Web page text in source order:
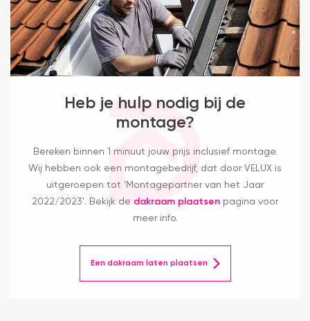
Heb je hulp nodig bij de
montage?
Bereken binnen 1 minuut jouw prijs inclusief montage.
Wij hebben ook een montagebedrijf, dat door VELUX is
uitgeroepen tot 'Montagepartner van het Jaar
2022/2023'. Bekijk de dakraam plaatsen pagina voor
meer info.
Een dakraam laten plaatsen